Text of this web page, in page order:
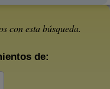
con esta búsqueda.
de: